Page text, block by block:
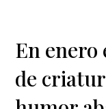
En enero
de